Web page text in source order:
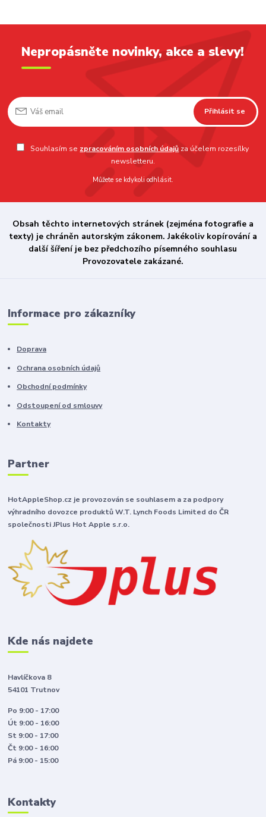
Nepropásněte novinky, akce a slevy!
Přihlásit se
Souhlasím se zpracováním osobních údajů za účelem rozesílky
newsletteru.
Můžete se kdykoli odhlásit.
Obsah těchto internetových stránek (zejména fotografie a
texty) je chráněn autorským zákonem. Jakékoliv kopírování a
další šíření je bez předchozího písemného souhlasu
Provozovatele zakázané.
Informace pro zákazníky
Doprava
Ochrana osobních údajů
Obchodní podmínky
Odstoupení od smlouvy
Kontakty
Partner
HotAppleShop.cz je provozován se souhlasem a za podpory
výhradního dovozce produktů W.T. Lynch Foods Limited do ČR
společnosti JPlus Hot Apple s.r.o.
Kde nás najdete
Havlíčkova 8
54101 Trutnov
Po 9:00 - 17:00
Út 9:00 - 16:00
St 9:00 - 17:00
Čt 9:00 - 16:00
Pá 9:00 - 15:00
Kontakty